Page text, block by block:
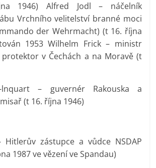
1946) Alfred Jodl – náčelník
Vrchního velitelství branné moci
der Wehrmacht) (t 16. října
1953 Wilhelm Frick – ministr
v Čechách a na Moravě (t
lnquart – guvernér Rakouska a
(t 16. října 1946)
Hitlerův zástupce a vůdce NSDAP
1987 ve vězení ve Spandau)